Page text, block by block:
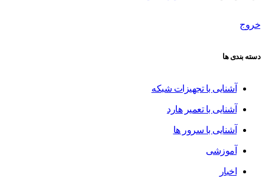
خروج
دسته بندی ها
آشنایی با تجهیزات شبکه
آشنایی با تعمیر هارد
آشنایی با سرور ها
آموزشی
اخبار